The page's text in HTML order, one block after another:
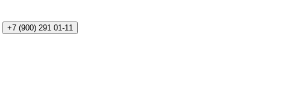
+7 (900) 291 01-11